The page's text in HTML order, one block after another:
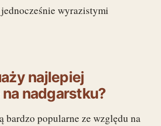
wyrazistymi
najlepiej
nadgarstku?
bardzo popularne ze względu na